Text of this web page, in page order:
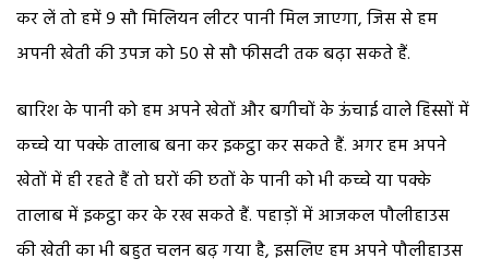
कर लें तो हमें 9 सौ मिलियन लीटर पानी मिल जाएगा, जिस से हम
अपनी खेती की उपज को 50 से सौ फीसदी तक बढ़ा सकते हैं.
बारिश के पानी को हम अपने खेतों और बगीचों के ऊंचाई वाले हिस्सों में
कच्चे या पक्के तालाब बना कर इकट्ठा कर सकते हैं. अगर हम अपने
खेतों में ही रहते हैं तो घरों की छतों के पानी को भी कच्चे या पक्के
तालाब में इकट्ठा कर के रख सकते हैं. पहाड़ों में आजकल पौलीहाउस
की खेती का भी बहुत चलन बढ़ गया है, इसलिए हम अपने पौलीहाउस